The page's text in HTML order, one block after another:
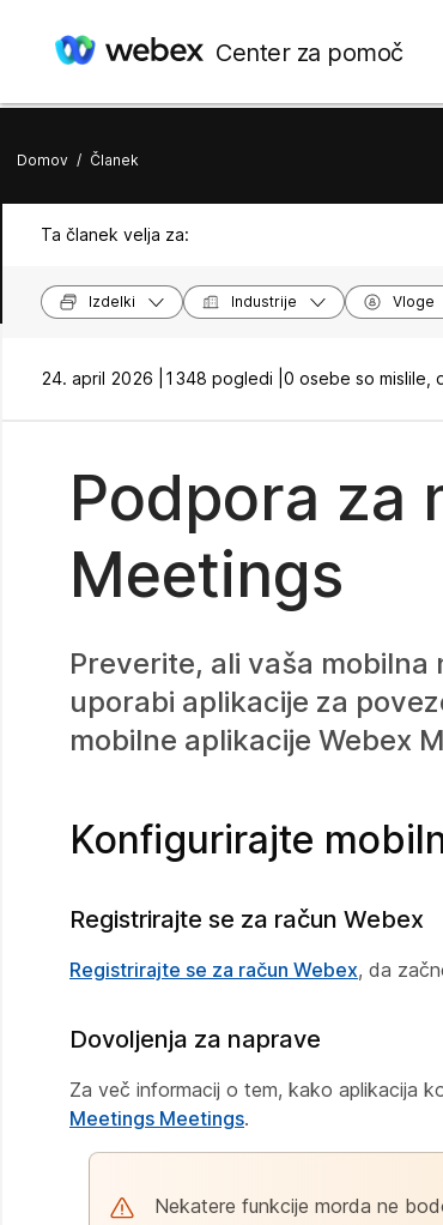
Center za pomoč
Domov / Članek
Ta članek velja za:
Izdelki Industrije Vloge
24. april 2026 | 1348 pogledi | 0 osebe so mislile,
Podpora za
Meetings
Preverite, ali vaša
uporabi aplikacije za
mobilne aplikacije Webex
Konfigurirajte
Registrirajte se za račun Webex
Registrirajte se za račun Webex, da
Dovoljenja za naprave
Za več informacij o tem, kako aplikacija
Meetings Meetings.
Nekatere funkcije morda ne